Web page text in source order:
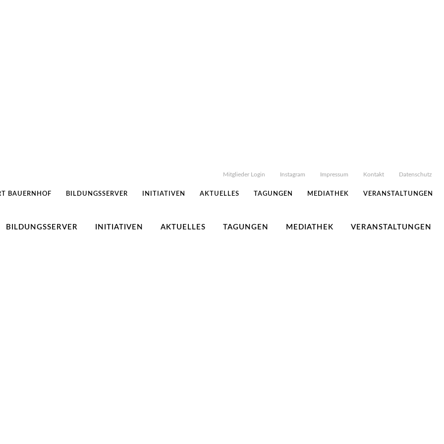
Mitglieder Login Instagram Impressum Kontakt Datenschutz
BAUERNHOF BILDUNGSSERVER INITIATIVEN AKTUELLES TAGUNGEN MEDIATHEK VERANSTALTUNGEN
BILDUNGSSERVER INITIATIVEN AKTUELLES TAGUNGEN MEDIATHEK VERANSTALTUNGEN